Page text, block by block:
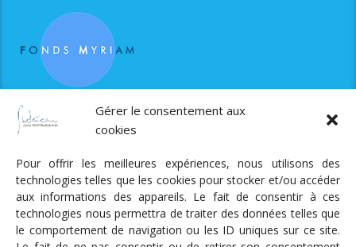
Gérer le consentement aux
cookies
Pour offrir les meilleures expériences, nous utilisons des
technologies telles que les cookies pour stocker et/ou accéder
aux informations des appareils. Le fait de consentir à ces
technologies nous permettra de traiter des données telles que
le comportement de navigation ou les ID uniques sur ce site.
Radio Judaica Strasbourg